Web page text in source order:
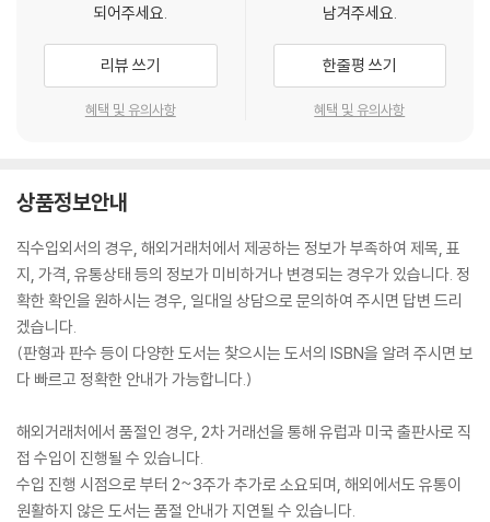
되어주세요.
리뷰 쓰기
혜택 및 유의사항
남겨주세요.
한줄평 쓰기
혜택 및 유의사항
상품정보안내
직수입외서의 경우, 해외거래처에서 제공하는 정보가 부족하여 제목, 표
지, 가격, 유통상태 등의 정보가 미비하거나 변경되는 경우가 있습니다. 정
확한 확인을 원하시는 경우, 일대일 상담으로 문의하여 주시면 답변 드리
겠습니다.
(판형과 판수 등이 다양한 도서는 찾으시는 도서의 ISBN을 알려 주시면 보
다 빠르고 정확한 안내가 가능합니다.)
해외거래처에서 품절인 경우, 2차 거래선을 통해 유럽과 미국 출판사로 직
접 수입이 진행될 수 있습니다.
수입 진행 시점으로 부터 2~3주가 추가로 소요되며, 해외에서도 유통이
원활하지 않은 도서는 품절 안내가 지연될 수 있습니다.